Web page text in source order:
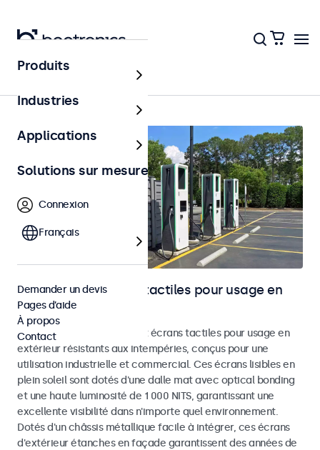
Accueil
Moniteurs et écrans tactiles pour usage en
extérieur
Découvrez nos moniteurs et écrans tactiles pour usage en
extérieur résistants aux intempéries, conçus pour une
utilisation industrielle et commercial. Ces écrans lisibles en
plein soleil sont dotés d'une dalle mat avec optical bonding
et une haute luminosité de 1 000 NITS, garantissant une
excellente visibilité dans n'importe quel environnement.
Dotés d'un châssis métallique facile à intégrer, ces écrans
d'extérieur étanches en façade garantissent des années de
Produits
Industries
Applications
Solutions sur mesure
Connexion
Français
Demander un devis
Pages d’aide
À propos
Contact